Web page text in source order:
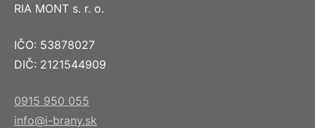
RIA MONT s. r. o.
IČO: 53878027
DIČ: 2121544909
0915 950 055
info@i-brany.sk